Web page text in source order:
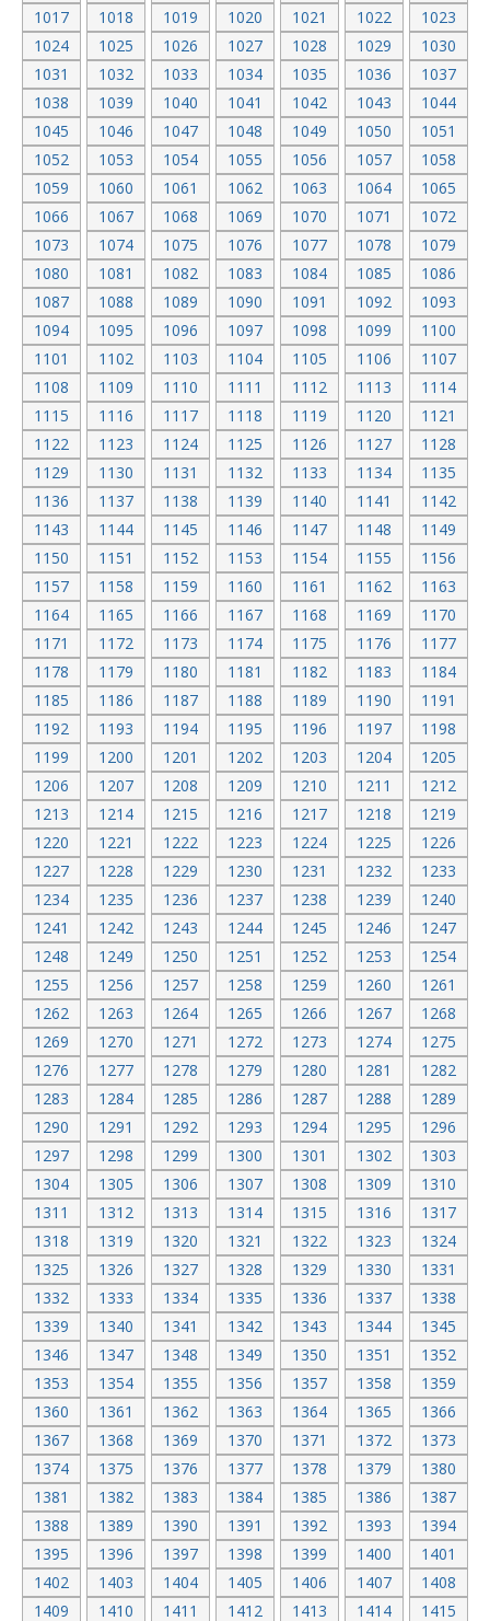
1017
1018 1019 1020 1021 1022
1023
1024
1025 1026 1027 1028 1029
1030
1031
1032 1033 1034 1035 1036
1037
1038
1039 1040 1041 1042 1043
1044
1045
1046 1047 1048 1049 1050
1051
1052
1053 1054 1055 1056 1057
1058
1059
1060 1061 1062 1063 1064
1065
1066
1067 1068 1069 1070 1071
1072
1073
1074 1075 1076 1077 1078
1079
1080
1081 1082 1083 1084 1085
1086
1087
1088 1089 1090 1091 1092
1093
1094
1095 1096 1097 1098 1099
1100
1101
1102 1103 1104 1105 1106
1107
1108
1109 1110 1111 1112 1113
1114
1115
1116 1117 1118 1119 1120
1121
1122
1123 1124 1125 1126 1127
1128
1129
1130 1131 1132 1133 1134
1135
1136
1137 1138 1139 1140 1141
1142
1143
1144 1145 1146 1147 1148
1149
1150
1151 1152 1153 1154 1155
1156
1157
1158 1159 1160 1161 1162
1163
1164
1165 1166 1167 1168 1169
1170
1171
1172 1173 1174 1175 1176
1177
1178
1179 1180 1181 1182 1183
1184
1185
1186 1187 1188 1189 1190
1191
1192
1193 1194 1195 1196 1197
1198
1199
1200 1201 1202 1203 1204
1205
1206
1207 1208 1209 1210 1211
1212
1213
1214 1215 1216 1217 1218
1219
1220
1221 1222 1223 1224 1225
1226
1227
1228 1229 1230 1231 1232
1233
1234
1235 1236 1237 1238 1239
1240
1241
1242 1243 1244 1245 1246
1247
1248
1249 1250 1251 1252 1253
1254
1255
1256 1257 1258 1259 1260
1261
1262
1263 1264 1265 1266 1267
1268
1269
1270 1271 1272 1273 1274
1275
1276
1277 1278 1279 1280 1281
1282
1283
1284 1285 1286 1287 1288
1289
1290
1291 1292 1293 1294 1295
1296
1297
1298 1299 1300 1301 1302
1303
1304
1305 1306 1307 1308 1309
1310
1311
1312 1313 1314 1315 1316
1317
1318
1319 1320 1321 1322 1323
1324
1325
1326 1327 1328 1329 1330
1331
1332
1333 1334 1335 1336 1337
1338
1339
1340 1341 1342 1343 1344
1345
1346
1347 1348 1349 1350 1351
1352
1353
1354 1355 1356 1357 1358
1359
1360
1361 1362 1363 1364 1365
1366
1367
1368 1369 1370 1371 1372
1373
1374
1375 1376 1377 1378 1379
1380
1381
1382 1383 1384 1385 1386
1387
1388
1389 1390 1391 1392 1393
1394
1395
1396 1397 1398 1399 1400
1401
1402
1403 1404 1405 1406 1407
1408
1409
1410 1411 1412 1413 1414 1415